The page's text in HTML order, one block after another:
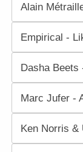
Alain
Empirical -
Dasha Beets
Marc Jufer -
Ken Norris &